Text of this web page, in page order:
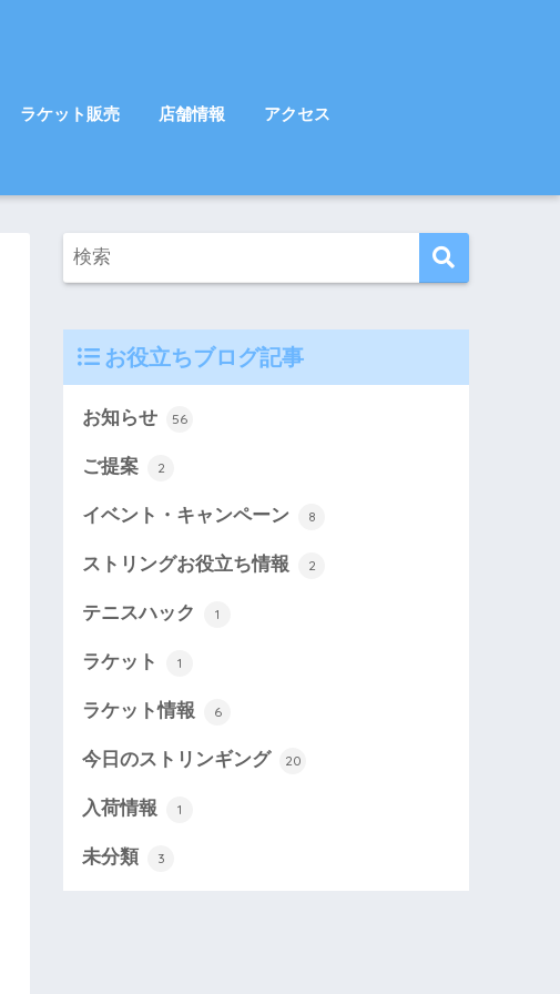
ラケット販売 店舗情報 アクセス
お役立ちブログ記事
お知らせ 56
ご提案 2
イベント・キャンペーン 8
ストリングお役立ち情報 2
テニスハック 1
ラケット 1
ラケット情報 6
今日のストリンギング 20
入荷情報 1
未分類 3